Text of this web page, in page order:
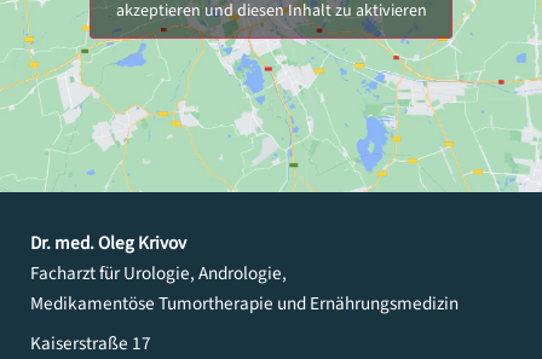
akzeptieren und diesen Inhalt zu aktivieren
Dr. med. Oleg Krivov
Facharzt für Urologie, Andrologie,
Medikamentöse Tumortherapie und Ernährungsmedizin
Kaiserstraße 17